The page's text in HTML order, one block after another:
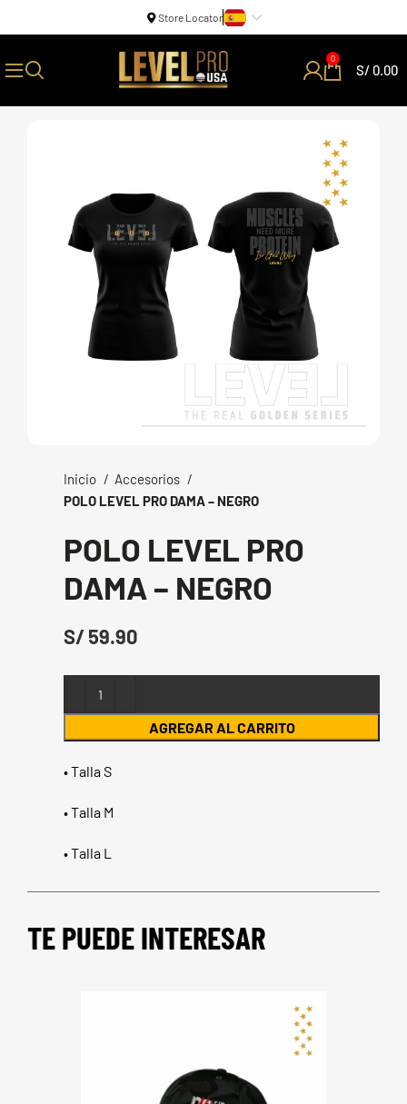
Store Locator
0
S/ 0.00
Inicio
Accesorios
POLO LEVEL PRO DAMA – NEGRO
POLO LEVEL PRO
DAMA – NEGRO
S/
AGREGAR AL CARRITO
• Talla S
• Talla M
• Talla L
TE PUEDE INTERESAR